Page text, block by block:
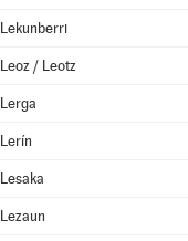
Lekunberri
Leoz / Leotz
Lerga
Lerín
Lesaka
Lezaun